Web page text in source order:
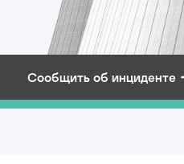
Сообщить об инциденте
Подписаться на рассылку